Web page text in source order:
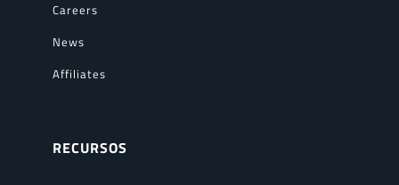
Careers
News
Affiliates
RECURSOS